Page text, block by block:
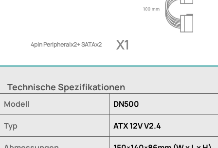
4pin Peripheralx2+ SATAx2 X1
Technische Spezifikationen
Modell DN500
Typ ATX 12V V2.4